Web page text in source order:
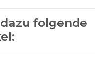
folgende